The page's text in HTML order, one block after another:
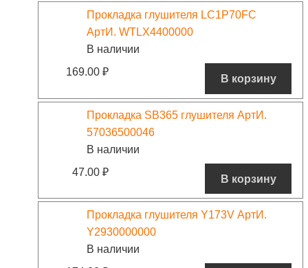
Прокладка глушителя LC1P70FC
АртИ. WTLX4400000
В наличии
169.00 ₽
В корзину
Прокладка SB365 глушителя АртИ.
57036500046
В наличии
47.00 ₽
В корзину
Прокладка глушителя Y173V АртИ.
Y2930000000
В наличии